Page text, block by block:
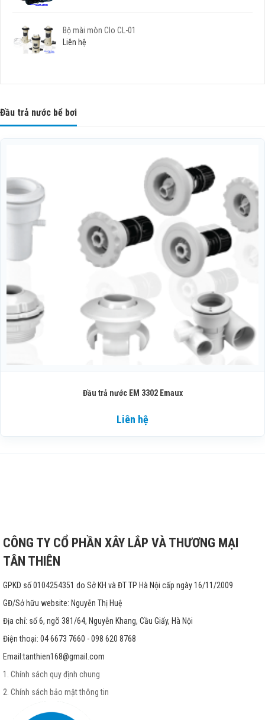
Bộ mài mòn Clo CL-01
Liên hệ
Đầu trả nước bể bơi
Đầu trả nước EM 3302 Emaux
Liên hệ
CÔNG TY CỔ PHẦN XÂY LẮP VÀ THƯƠNG MẠI
TÂN THIÊN
GPKD số 0104254351 do Sở KH và ĐT TP Hà Nội cấp ngày 16/11/2009
GĐ/Sở hữu website: Nguyễn Thị Huệ
Địa chỉ: số 6, ngõ 381/64, Nguyễn Khang, Cầu Giấy, Hà Nội
Điện thoại: 04 6673 7660 - 098 620 8768
Email:tanthien168@gmail.com
1. Chính sách quy định chung
2. Chính sách bảo mật thông tin